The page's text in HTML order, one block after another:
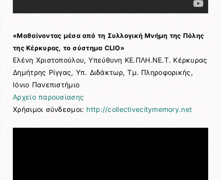
«Μαθαίνοντας μέσα από τη Συλλογική Μνήμη της Πόλης
της Κέρκυρας, το σύστημα CLIO»
Ελένη Χριστοπούλου, Υπεύθυνη ΚΕ.ΠΛΗ.ΝΕ.Τ. Κέρκυρας
Δημήτρης Ρίγγας, Υπ. Διδάκτωρ, Τμ. Πληροφορικής,
Ιόνιο Πανεπιστήμιο
Αρχείο παρουσίασης
Χρήσιμοι σύνδεσμοι: http://collectivecitymemory.net